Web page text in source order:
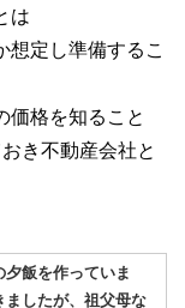
は
想定し準備するこ
価格を知ること
き不動産会社と
飯を作っていま
ましたが、祖父母な